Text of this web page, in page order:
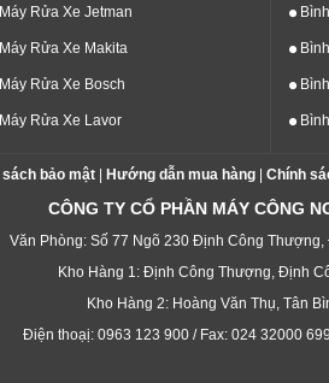
Rửa Xe Jetman
Rửa Xe Makita
Rửa Xe Bosch
Rửa Xe Lavor
sách bảo mật Hướng dẫn mua hàng Chính
CÔNG TY CỔ PHẦN MÁY CÔNG
Văn Phòng: Số 77 Ngõ 230 Định Công
Kho Hàng 1: Định Công Thượng, Định
Kho Hàng 2: Hoàng Văn Thụ, Tân
Điện thoạị: 0963 123 900 / Fax: 024 32000